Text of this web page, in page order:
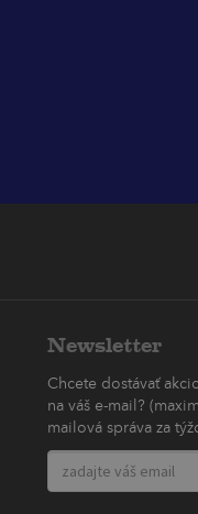
Newsletter
Chcete dostávať
na váš e-mail?
mailová správa za